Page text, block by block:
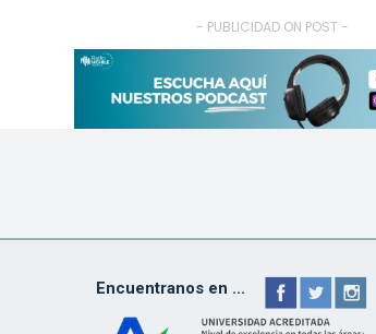
- PUBLICIDAD ON POST -
Encuentranos en ...